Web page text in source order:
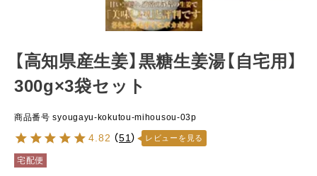
【高知県産生姜】黒糖生姜湯【自宅用】
300g×3袋セット
商品番号 syougayu-kokutou-mihousou-03p
4.82 （51） レビューを見る
宅配便